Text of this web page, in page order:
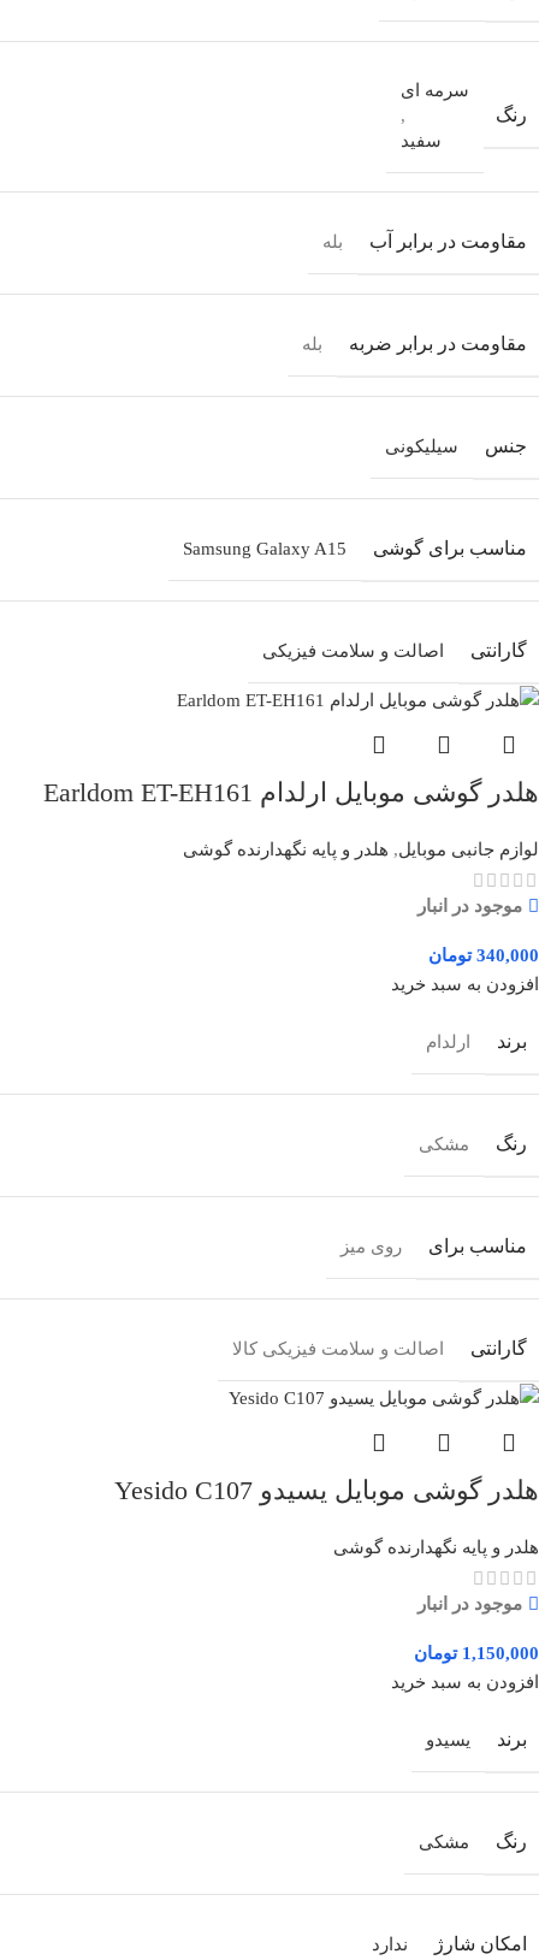
رنگ
سرمه ای
,
سفید
مقاومت در برابر آب بله
مقاومت در برابر ضربه بله
جنس سیلیکونی
مناسب برای گوشی Samsung Galaxy A15
گارانتی اصالت و سلامت فیزیکی
هلدر گوشی موبایل ارلدام Earldom ET-EH161
لوازم جانبی موبایل, هلدر و پایه نگهدارنده گوشی
موجود در انبار
تومان
افزودن به سبد خرید
برند ارلدام
رنگ مشکی
مناسب برای روی میز
گارانتی اصالت و سلامت فیزیکی کالا
هلدر گوشی موبایل یسیدو Yesido C107
هلدر و پایه نگهدارنده گوشی
موجود در انبار
تومان
افزودن به سبد خرید
برند یسیدو
رنگ مشکی
امکان شارژ ندارد